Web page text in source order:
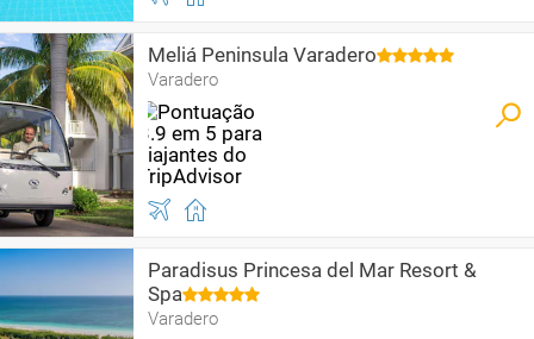
Meliá Peninsula Varadero
Varadero
Paradisus Princesa del Mar Resort &
Spa
Varadero